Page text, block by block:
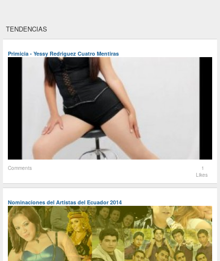
TENDENCIAS
Primicia - Yessy Redriguez Cuatro Mentiras
Comments
1
Likes
Nominaciones del Artistas del Ecuador 2014